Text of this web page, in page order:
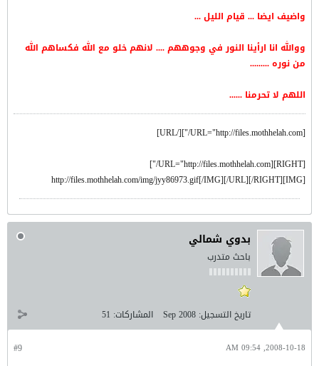
واضيف ايضا ... قيام الليل ...
ووالله انا ارأينا النور في وجوههم .... لانهم خلو مع الله فكساهم الله
من نوره .........
اللهم لا تحرمنا ......
[URL="http://files.mothhelah.com/"][/URL]
[RIGHT][URL="http://files.mothhelah.com/"]
[IMG]http://files.mothhelah.com/img/jyy86973.gif[/IMG][/URL][/RIGHT]
بدوي شمالي
باحث متدرب
تاريخ التسجيل: Sep 2008 المشاركات: 51
#9 2008-10-18, 09:54 AM